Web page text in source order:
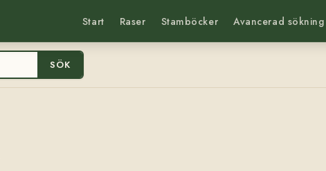
Start Raser Stamböcker Avancerad sökning
SÖK